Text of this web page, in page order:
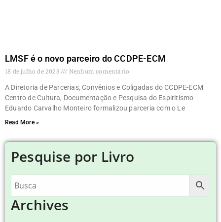
LMSF é o novo parceiro do CCDPE-ECM
18 de julho de 2023 Nenhum comentário
A Diretoria de Parcerias, Convênios e Coligadas do CCDPE-ECM
Centro de Cultura, Documentação e Pesquisa do Espiritismo
Eduardo Carvalho Monteiro formalizou parceria com o Le
Read More »
Pesquise por Livro
Archives